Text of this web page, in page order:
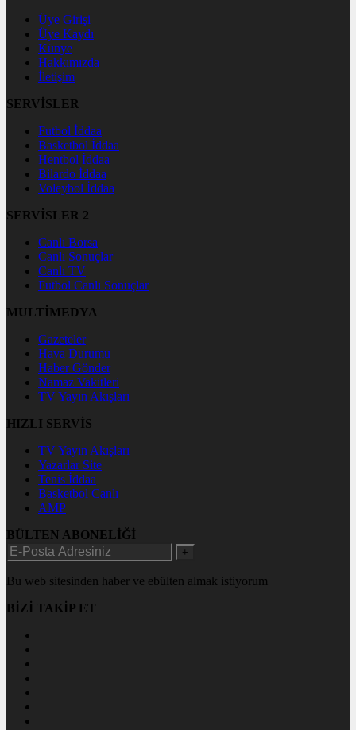
Üye Girişi
Üye Kaydı
Künye
Hakkımızda
İletişim
SERVİSLER
Futbol İddaa
Basketbol İddaa
Hentbol İddaa
Bilardo İddaa
Voleybol İddaa
SERVİSLER 2
Canlı Borsa
Canlı Sonuçlar
Canlı TV
Futbol Canlı Sonuçlar
MULTİMEDYA
Gazeteler
Hava Durumu
Haber Gönder
Namaz Vakitleri
TV Yayın Akışları
HIZLI SERVİS
TV Yayın Akışları
Yazarlar Site
Tenis İddaa
Basketbol Canlı
AMP
BÜLTEN ABONELİĞİ
+
Bu web sitesinden haber ve ebülten almak istiyorum
BİZİ TAKİP ET